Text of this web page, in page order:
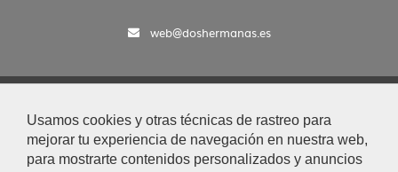
Usamos cookies y otras técnicas de rastreo para
mejorar tu experiencia de navegación en nuestra web,
para mostrarte contenidos personalizados y anuncios
web@doshermanas.es
Aviso Legal y Protección de Datos
|
Mapa Web